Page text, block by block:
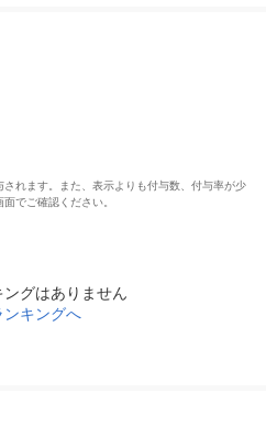
れます。また、表示よりも付与数、付与率が少
でご確認ください。
グはありません
ンキングへ